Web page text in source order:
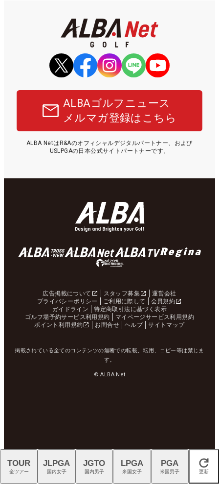
ALBAゴルフニュース
メルマガ登録はこちら
ALBA NetはR&Aのオフィシャルデジタルパートナー、および
USLPGAの日本公式サイトパートナーです。
広告掲載について スタッフ募集
運営会社
プライバシーポリシー
ご利用に際して
会員規約
ガイドライン
特定商取引法に基づく表示
ゴルフ場予約サービス利用規約
マイページサービス利用規約
ポイント利用規約
お問合せ ヘルプ サイトマップ
掲載されている全てのコンテンツの無断での転載、転用、コピー等は禁じま
す。
© ALBA Net
閉じる
TOUR
全ツアー
JLPGA
国内女子
JGTO
国内男子
LPGA
米国女子
PGA
米国男子 更新